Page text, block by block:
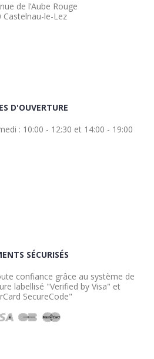
de l’Aube Rouge
Castelnau-le-Lez
D'OUVERTURE
: 10:00 - 12:30 et 14:00 - 19:00
SÉCURISÉS
confiance grâce au système de
labellisé "Verified by Visa" et
SecureCode"